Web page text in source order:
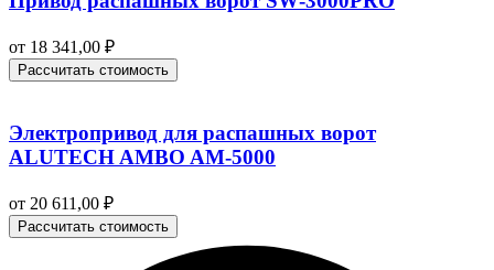
от 18 341,00 ₽
Рассчитать стоимость
Электропривод для распашных ворот
ALUTECH AMBO AM-5000
от 20 611,00 ₽
Рассчитать стоимость